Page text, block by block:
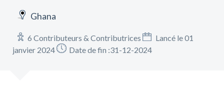
Ghana
6 Contributeurs & Contributrices
Lancé le 01
janvier 2024
Date de fin :31-12-2024